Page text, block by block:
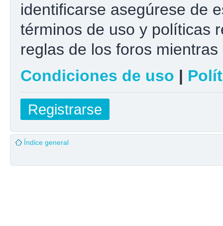
identificarse asegúrese de
términos de uso y políticas
reglas de los foros
Condiciones de uso |
Registrarse
Índice general